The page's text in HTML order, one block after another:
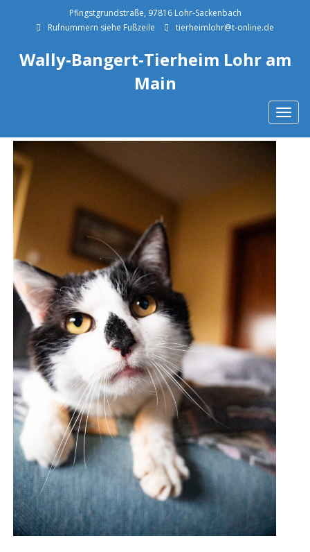
Pfingstgrundstraße, 97816 Lohr-Sackenbach
Rufnummern siehe Fußzeile
tierheimlohr@t-online.de
Wally-Bangert-Tierheim Lohr am
Main